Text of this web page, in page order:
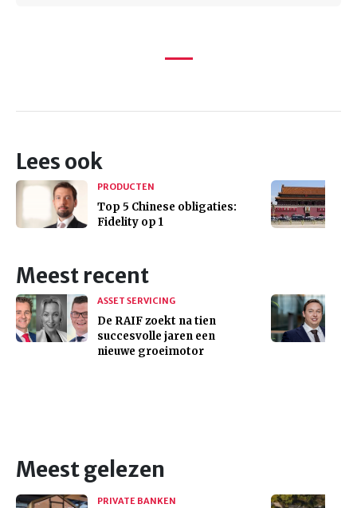
Lees ook
PRODUCTEN
Top 5 Chinese obligaties:
Fidelity op 1
Meest recent
ASSET SERVICING
De RAIF zoekt na tien
succesvolle jaren een
nieuwe groeimotor
Meest gelezen
PRIVATE BANKEN